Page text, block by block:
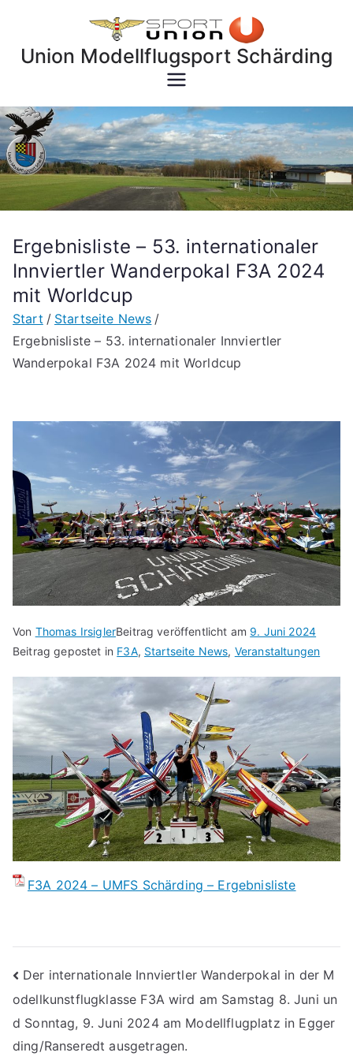
springen
Union Modellflugsport Schärding
Ergebnisliste – 53. internationaler
Innviertler Wanderpokal F3A 2024
mit Worldcup
Start
Startseite News
Ergebnisliste – 53. internationaler Innviertler
Wanderpokal F3A 2024 mit Worldcup
Von Thomas IrsiglerBeitrag veröffentlicht am 9. Juni 2024
Beitrag gepostet in F3A, Startseite News, Veranstaltungen
F3A 2024 – UMFS Schärding – Ergebnisliste
Beitragsnavigation
Der internationale Innviertler Wanderpokal in der M
odellkunstflugklasse F3A wird am Samstag 8. Juni un
d Sonntag, 9. Juni 2024 am Modellflugplatz in Egger
ding/Ranseredt ausgetragen.